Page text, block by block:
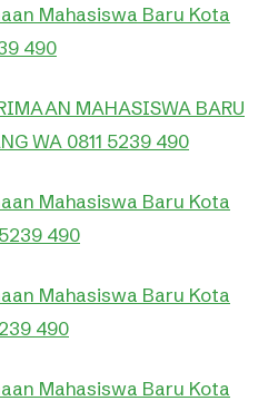
Mahasiswa Baru Kota
490
MAHASISWA BARU
WA 0811 5239 490
Mahasiswa Baru Kota
490
Mahasiswa Baru Kota
490
Mahasiswa Baru Kota